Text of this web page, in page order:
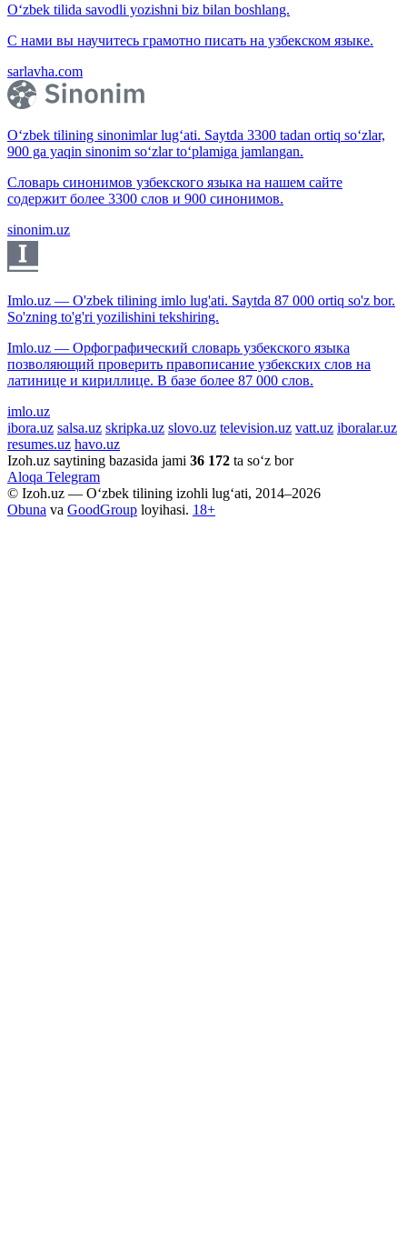
O‘zbek tilida savodli yozishni biz bilan boshlang.
С нами вы научитесь грамотно писать на узбекском языке.
sarlavha.com
O‘zbek tilining sinonimlar lug‘ati. Saytda 3300 tadan ortiq so‘zlar,
900 ga yaqin sinonim so‘zlar to‘plamiga jamlangan.
Словарь синонимов узбекского языка на нашем сайте
содержит более 3300 слов и 900 синонимов.
sinonim.uz
Imlo.uz — O'zbek tilining imlo lug'ati. Saytda 87 000 ortiq so'z bor.
So'zning to'g'ri yozilishini tekshiring.
Imlo.uz — Орфографический словарь узбекского языка
позволяющий проверить правописание узбекских слов на
латинице и кириллице. В базе более 87 000 слов.
imlo.uz
ibora.uz salsa.uz skripka.uz slovo.uz television.uz vatt.uz iboralar.uz
resumes.uz havo.uz
Izoh.uz saytining bazasida jami 36 172 ta so‘z bor
Aloqa Telegram
© Izoh.uz — O‘zbek tilining izohli lug‘ati, 2014–2026
Obuna va GoodGroup loyihasi. 18+